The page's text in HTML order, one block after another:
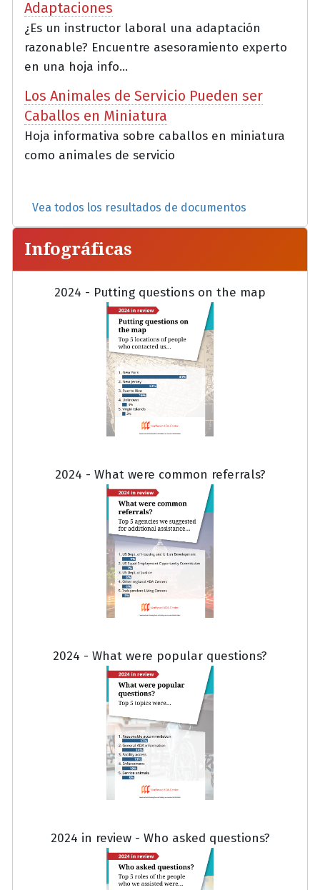
Adaptaciones
¿Es un instructor laboral una adaptación
razonable? Encuentre asesoramiento experto
en una hoja info...
Los Animales de Servicio Pueden ser
Caballos en Miniatura
Hoja informativa sobre caballos en miniatura
como animales de servicio
Vea todos los resultados de documentos
Infográficas
2024 - Putting questions on the map
2024 - What were common referrals?
2024 - What were popular questions?
2024 in review - Who asked questions?